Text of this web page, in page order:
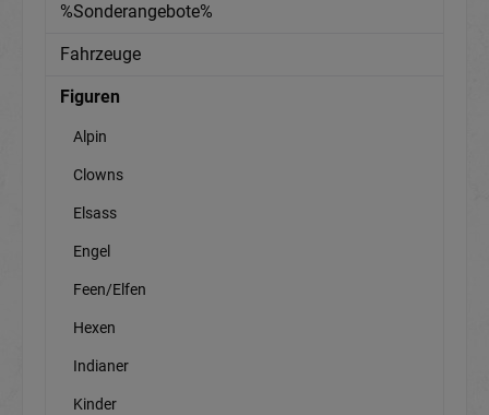
%Sonderangebote%
Fahrzeuge
Figuren
Alpin
Clowns
Elsass
Engel
Feen/Elfen
Hexen
Indianer
Kinder